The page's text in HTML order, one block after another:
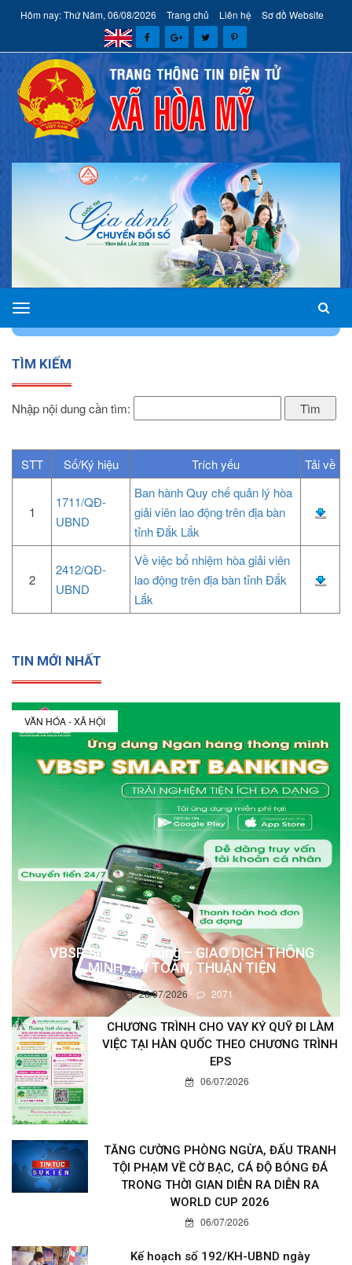
Hôm nay: Thứ Năm, 06/08/2026 Trang chủ Liên hệ Sơ đồ Website
xã
Hòa
TÌM KIẾM
Nhập nội dung cần tìm:
STT Số/Ký hiệu Trích yếu Tải về
1
1711/QĐ-
UBND
Ban hành Quy chế quản lý hòa
giải viên lao động trên địa bàn
tỉnh Đắk Lắk
2
2412/QĐ-
UBND
Về việc bổ nhiệm hòa giải viên
lao động trên địa bàn tỉnh Đắk
Lắk
TIN MỚI NHẤT
VĂN HÓA - XÃ HỘI
VBSP Smart Banking – GIAO DỊCH THÔNG
MINH, AN TOÀN, THUẬN TIỆN
28/07/2026 2071
CHƯƠNG TRÌNH CHO VAY KÝ QUỸ ĐI LÀM
VIỆC TẠI HÀN QUỐC THEO CHƯƠNG TRÌNH
EPS
06/07/2026
TĂNG CƯỜNG PHÒNG NGỪA, ĐẤU TRANH
TỘI PHẠM VỀ CỜ BẠC, CÁ ĐỘ BÓNG ĐÁ
TRONG THỜI GIAN DIỄN RA DIỄN RA
WORLD CUP 2026
06/07/2026
Kế hoạch số 192/KH-UBND ngày